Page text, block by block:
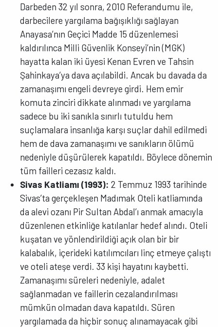
Darbeden 32 yıl sonra, 2010 Referandumu ile,
darbecilere yargılama bağışıklığı sağlayan
Anayasa’nın Geçici Madde 15 düzenlemesi
kaldırılınca Milli Güvenlik Konseyi’nin (MGK)
hayatta kalan iki üyesi Kenan Evren ve Tahsin
Şahinkaya’ya dava açılabildi. Ancak bu davada da
zamanaşımı engeli devreye girdi. Hem emir
komuta zinciri dikkate alınmadı ve yargılama
sadece bu iki sanıkla sınırlı tutuldu hem
suçlamalara insanlığa karşı suçlar dahil edilmedi
hem de dava zamanaşımı ve sanıkların ölümü
nedeniyle düşürülerek kapatıldı. Böylece dönemin
tüm failleri cezasız kaldı.
Sivas Katliamı (1993):2 Temmuz 1993 tarihinde
Sivas’ta gerçekleşen Madımak Oteli katliamında
da alevi ozanı Pir Sultan Abdal’ı anmak amacıyla
düzenlenen etkinliğe katılanlar hedef alındı. Oteli
kuşatan ve yönlendirildiği açık olan bir bir
kalabalık, içerideki katılımcıları linç etmeye çalıştı
ve oteli ateşe verdi. 33 kişi hayatını kaybetti.
Zamanaşımı süreleri nedeniyle, adalet
sağlanmadan ve faillerin cezalandırılması
mümkün olmadan dava kapatıldı. Süren
yargılamada da hiçbir sonuç alınamayacak gibi